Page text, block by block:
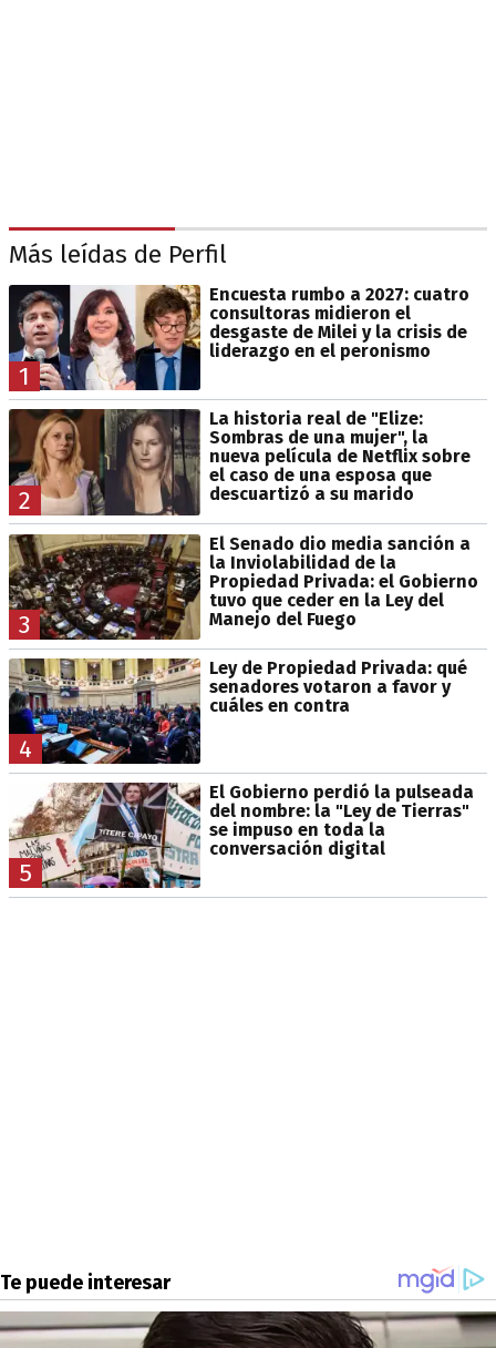
Más leídas de Perfil
1
Encuesta rumbo a 2027: cuatro
consultoras midieron el
desgaste de Milei y la crisis de
liderazgo en el peronismo
2
La historia real de "Elize:
Sombras de una mujer", la
nueva película de Netflix sobre
el caso de una esposa que
descuartizó a su marido
3
El Senado dio media sanción a
la Inviolabilidad de la
Propiedad Privada: el Gobierno
tuvo que ceder en la Ley del
Manejo del Fuego
4
Ley de Propiedad Privada: qué
senadores votaron a favor y
cuáles en contra
5
El Gobierno perdió la pulseada
del nombre: la "Ley de Tierras"
se impuso en toda la
conversación digital